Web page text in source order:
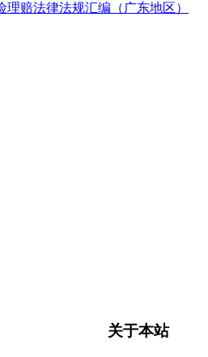
赔法律法规汇编（广东地区）
关于本站